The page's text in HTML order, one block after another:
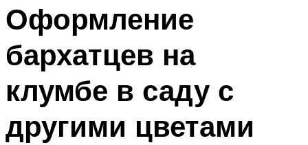
Оформление
бархатцев на
клумбе в саду с
другими цветами